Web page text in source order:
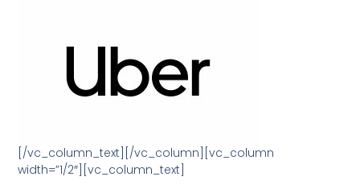
[/vc_column_text][/vc_column][vc_column
width=”1/2″][vc_column_text]